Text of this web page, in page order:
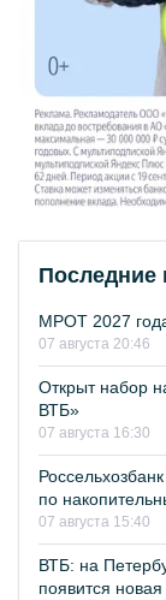
Последние
МРОТ 2027
07 августа 20:46
Открыт набор
ВТБ»
07 августа 16:30
по
07 августа 15:40
ВТБ: на
появится